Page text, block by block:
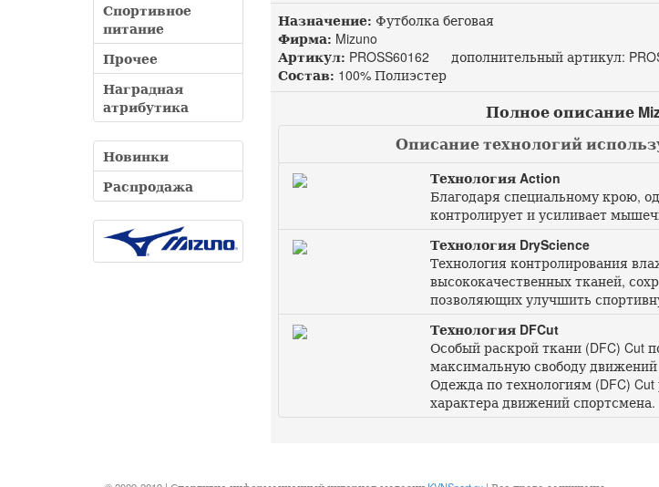
Спортивное
питание
Прочее
Наградная
атрибутика
Новинки
Распродажа
Назначение: Футболка беговая
Фирма: Mizuno
Артикул: PROSS60162 дополнительный артикул:
Состав: 100% Полиэстер
Полное описание
Описание технологий
Технология Action
Благодаря специальному крою,
контролирует и усиливает
Технология DryScience
Технология контролирования
высококачественных тканей,
позволяющих улучшить
Технология DFCut
Особый раскрой ткани (DFC) Cut
максимальную свободу
Одежда по технологиям (DFC)
характера движений спортсмена.